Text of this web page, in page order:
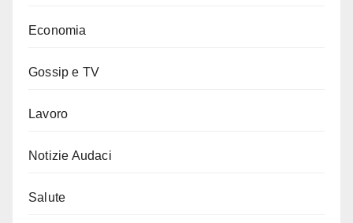
Economia
Gossip e TV
Lavoro
Notizie Audaci
Salute